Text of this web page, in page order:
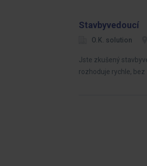
Stavbyvedoucí
O.K. solution
Jste zkušený
rozhoduje rychle, bez